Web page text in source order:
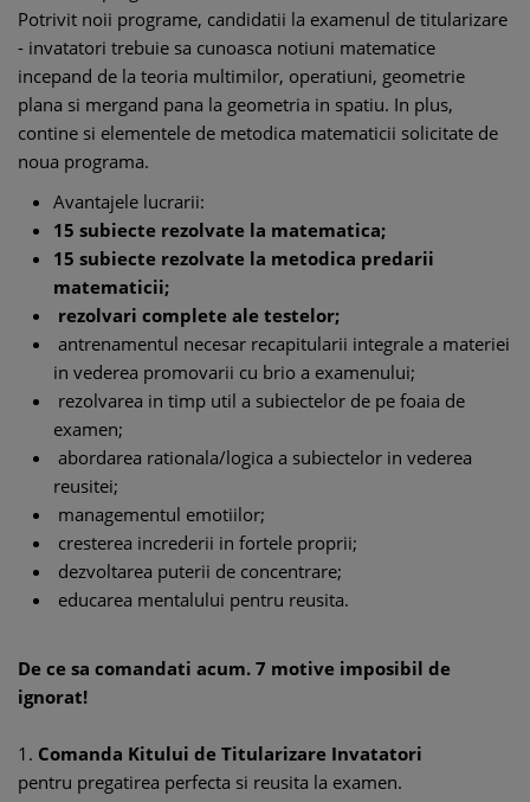
Potrivit noii programe, candidatii la examenul de titularizare
- invatatori trebuie sa cunoasca notiuni matematice
incepand de la teoria multimilor, operatiuni, geometrie
plana si mergand pana la geometria in spatiu. In plus,
contine si elementele de metodica matematicii solicitate de
noua programa.
Avantajele lucrarii:
15 subiecte rezolvate la matematica;
15 subiecte rezolvate la metodica predarii
matematicii;
rezolvari complete ale testelor;
antrenamentul necesar recapitularii integrale a materiei
in vederea promovarii cu brio a examenului;
rezolvarea in timp util a subiectelor de pe foaia de
examen;
abordarea rationala/logica a subiectelor in vederea
reusitei;
managementul emotiilor;
cresterea increderii in fortele proprii;
dezvoltarea puterii de concentrare;
educarea mentalului pentru reusita.
De ce sa comandati acum. 7 motive imposibil de
ignorat!
1. Comanda Kitului de Titularizare Invatatori
pentru pregatirea perfecta si reusita la examen.